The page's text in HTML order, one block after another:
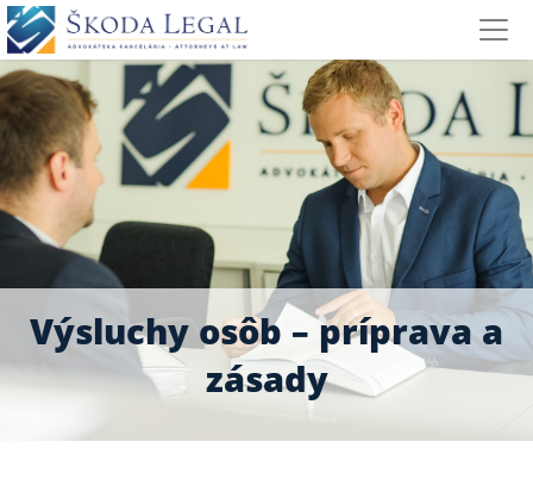
Výsluchy osôb – príprava a
zásady